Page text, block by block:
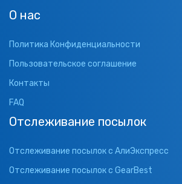
О нас
Политика Конфиденциальности
Пользовательское соглашение
Контакты
FAQ
Отслеживание посылок
Отслеживание посылок с АлиЭкспресс
Отслеживание посылок с GearBest